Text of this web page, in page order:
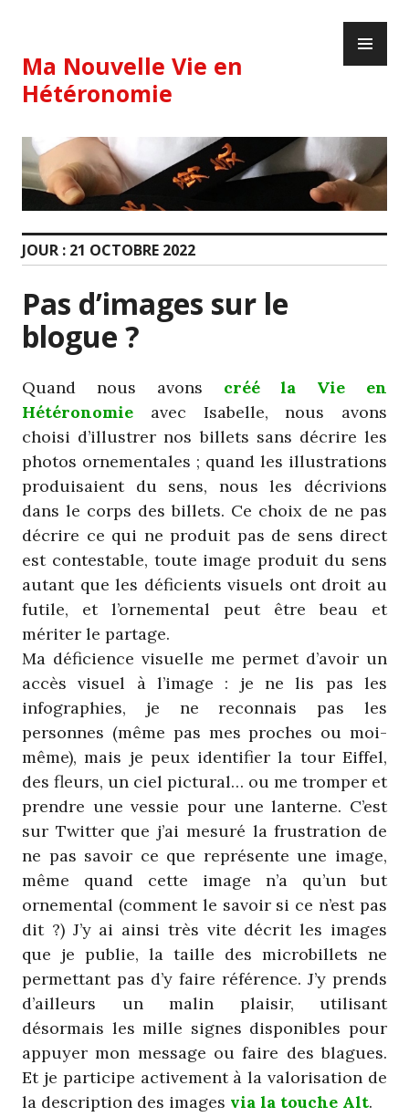
content
Ma Nouvelle Vie en
Hétéronomie
JOUR : 21 OCTOBRE 2022
Pas d’images sur le
blogue ?
Quand nous avons créé la Vie en
Hétéronomie avec Isabelle, nous avons
choisi d’illustrer nos billets sans décrire les
photos ornementales ; quand les illustrations
produisaient du sens, nous les décrivions
dans le corps des billets. Ce choix de ne pas
décrire ce qui ne produit pas de sens direct
est contestable, toute image produit du sens
autant que les déficients visuels ont droit au
futile, et l’ornemental peut être beau et
mériter le partage.
Ma déficience visuelle me permet d’avoir un
accès visuel à l’image : je ne lis pas les
infographies, je ne reconnais pas les
personnes (même pas mes proches ou moi-
même), mais je peux identifier la tour Eiffel,
des fleurs, un ciel pictural… ou me tromper et
prendre une vessie pour une lanterne. C’est
sur Twitter que j’ai mesuré la frustration de
ne pas savoir ce que représente une image,
même quand cette image n’a qu’un but
ornemental (comment le savoir si ce n’est pas
dit ?) J’y ai ainsi très vite décrit les images
que je publie, la taille des microbillets ne
permettant pas d’y faire référence. J’y prends
d’ailleurs un malin plaisir, utilisant
désormais les mille signes disponibles pour
appuyer mon message ou faire des blagues.
Et je participe activement à la valorisation de
la description des images via la touche Alt.